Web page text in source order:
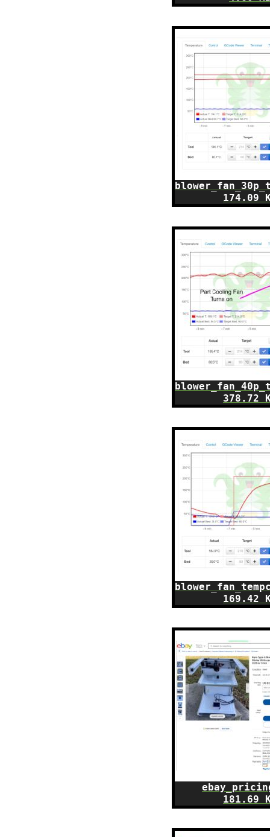
174.09
378.72
169.42
181.69